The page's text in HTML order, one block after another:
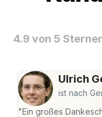
4.9 von 5
Ulrich
ist nach
"Ein großes